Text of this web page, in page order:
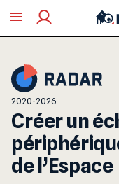
2020-2026
Créer un
de l’Espace